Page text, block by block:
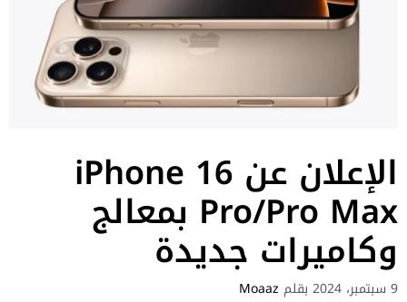
الإعلان عن iPhone 16
Pro/Pro Max بمعالج
وكاميرات جديدة
9 سبتمبر، 2024 بقلم Moaaz